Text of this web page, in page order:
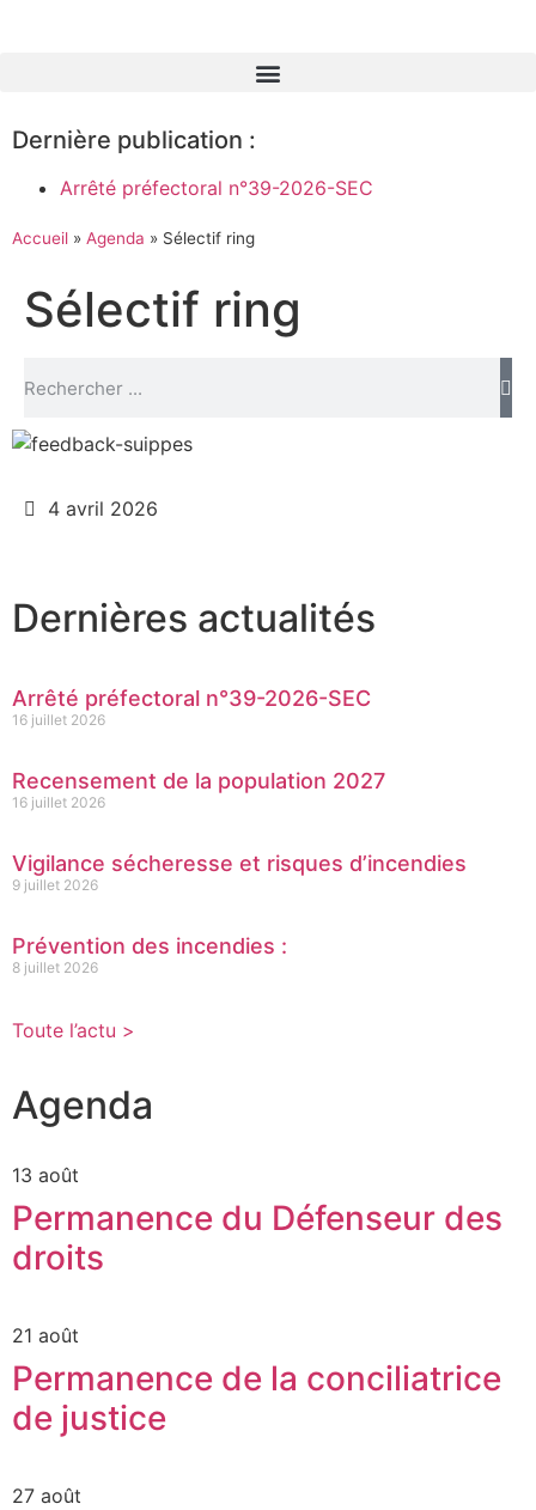
Dernière publication :
Arrêté préfectoral n°39-2026-SEC
Accueil » Agenda » Sélectif ring
Sélectif ring
4 avril 2026
Dernières actualités
Arrêté préfectoral n°39-2026-SEC
16 juillet 2026
Recensement de la population 2027
16 juillet 2026
Vigilance sécheresse et risques d’incendies
9 juillet 2026
Prévention des incendies :
8 juillet 2026
Toute l’actu >
Agenda
13 août
Permanence du Défenseur des
droits
21 août
Permanence de la conciliatrice
de justice
27 août